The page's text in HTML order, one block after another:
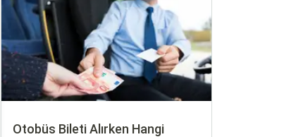
Otobüs Bileti Alırken Hangi